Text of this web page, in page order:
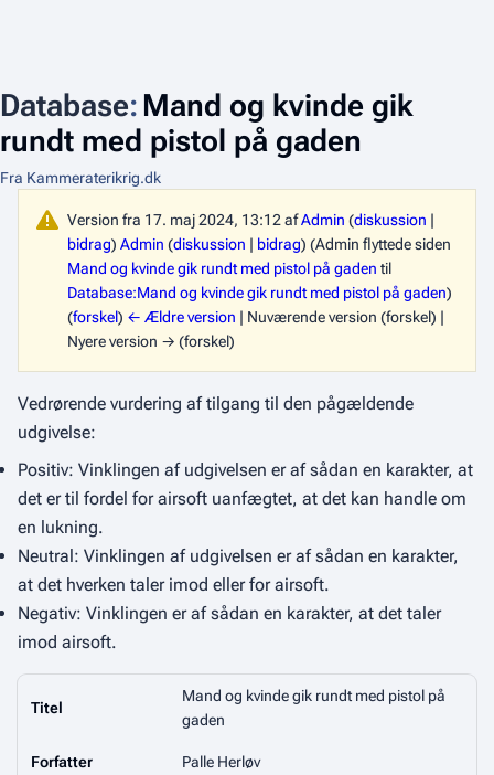
Database: Mand og kvinde gik
rundt med pistol på gaden
Fra Kammeraterikrig.dk
Version fra 17. maj 2024, 13:12 afAdmin (diskussion |
bidrag) Admin (diskussion | bidrag) (Admin flyttede siden
Mand og kvinde gik rundt med pistol på gaden til
Database:Mand og kvinde gik rundt med pistol på gaden)
(forskel) ← Ældre version | Nuværende version (forskel) |
Nyere version → (forskel)
Vedrørende vurdering af tilgang til den pågældende
udgivelse:
Positiv: Vinklingen af udgivelsen er af sådan en karakter, at
det er til fordel for airsoft uanfægtet, at det kan handle om
en lukning.
Neutral: Vinklingen af udgivelsen er af sådan en karakter,
at det hverken taler imod eller for airsoft.
Negativ: Vinklingen er af sådan en karakter, at det taler
imod airsoft.
Titel
Mand og kvinde gik rundt med pistol på
gaden
Forfatter Palle Herløv